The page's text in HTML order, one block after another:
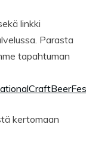
linkki
Parasta
tapahtuman
kertomaan